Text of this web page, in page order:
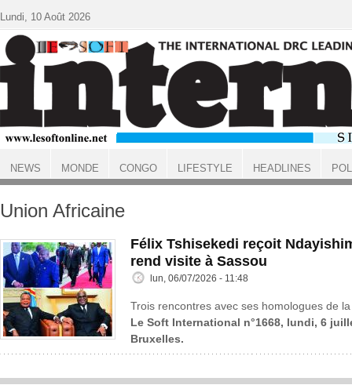
ACCUEIL
Union Africaine
Félix Tshisekedi reçoit
rend visite à Sassou
lun, 06/07/2026 - 11:48
Trois rencontres avec ses homologues de
Le Soft International n°1668, lundi, 6
Bruxelles.
Lundi, 10 Août 2026
NEWS MONDE CONGO LIFESTYLE HEADLINES